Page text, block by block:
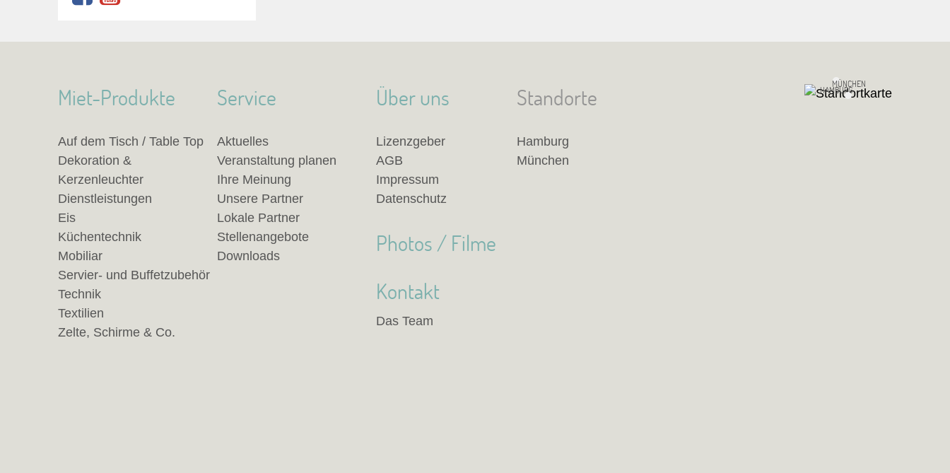
Standorte
Hamburg
München
HAMBURG
MÜNCHEN
Miet-Produkte
Auf dem Tisch / Table Top
Dekoration &
Kerzenleuchter
Dienstleistungen
Eis
Küchentechnik
Mobiliar
Servier- und Buffetzubehör
Technik
Textilien
Zelte, Schirme & Co.
Service
Aktuelles
Veranstaltung planen
Ihre Meinung
Unsere Partner
Lokale Partner
Stellenangebote
Downloads
Über uns
Lizenzgeber
AGB
Impressum
Datenschutz
Photos / Filme
Kontakt
Das Team